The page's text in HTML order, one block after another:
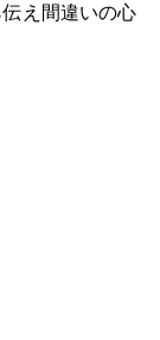
え間違いの心